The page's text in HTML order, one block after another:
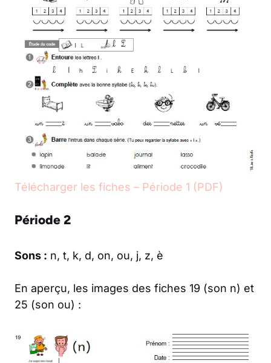
Télécharger les fiches – Période 1 (PDF)
Période 2
Sons : n, t, k, d, on, ou, j, z, è
En aperçu, les images des fiches 19 (son n) et
25 (son ou) :